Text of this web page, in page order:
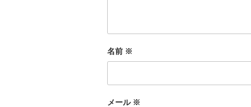
名前 ※
メール ※